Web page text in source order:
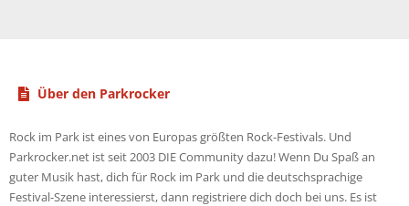
Über den Parkrocker
Rock im Park ist eines von Europas größten Rock-Festivals. Und
Parkrocker.net ist seit 2003 DIE Community dazu! Wenn Du Spaß an
guter Musik hast, dich für Rock im Park und die deutschsprachige
Festival-Szene interessierst, dann registriere dich doch bei uns. Es ist